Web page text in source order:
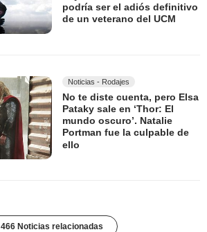
podría ser el adiós definitivo
de un veterano del UCM
Noticias - Rodajes
No te diste cuenta, pero Elsa
Pataky sale en ‘Thor: El
mundo oscuro’. Natalie
Portman fue la culpable de
ello
466 Noticias relacionadas